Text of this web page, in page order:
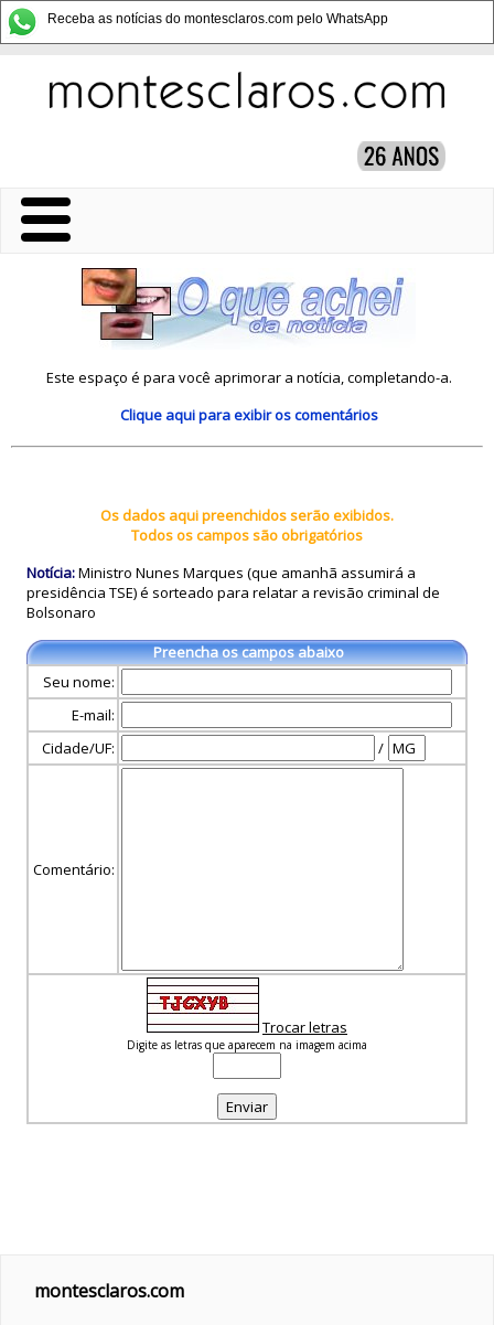
Receba as notícias do montesclaros.com pelo WhatsApp
Este espaço é para você aprimorar a notícia, completando-a.
Clique aquipara exibir os comentários
Os dados aqui preenchidos serão exibidos.
Todos os campos são obrigatórios
Notícia:Ministro Nunes Marques (que amanhã assumirá a
presidência TSE) é sorteado para relatar a revisão criminal de
Bolsonaro
Preencha os campos abaixo
Seu nome:
E-mail:
Cidade/UF:
/
Comentário:
Trocar letras
Digite as letras que aparecem na imagem acima
montesclaros.com